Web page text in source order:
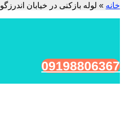
خانه » لوله بازکنی در خیابان اندرزگو
09198806367